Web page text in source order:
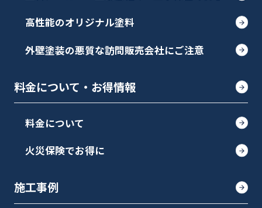
高性能のオリジナル塗料
外壁塗装の悪質な訪問販売会社にご注意
料金について・お得情報
料金について
火災保険でお得に
施工事例